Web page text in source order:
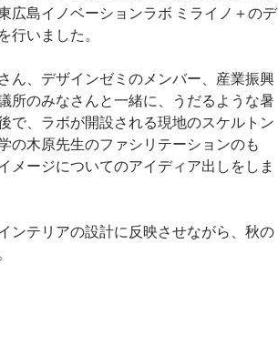
広島イノベーションラボ ミライノ＋のデ
行いました。
ん、デザインゼミのメンバー、産業振興
所のみなさんと一緒に、うだるような暑
で、ラボが開設される現地のスケルトン
の木原先生のファシリテーションのも
メージについてのアイディア出しをしま
ンテリアの設計に反映させながら、秋の